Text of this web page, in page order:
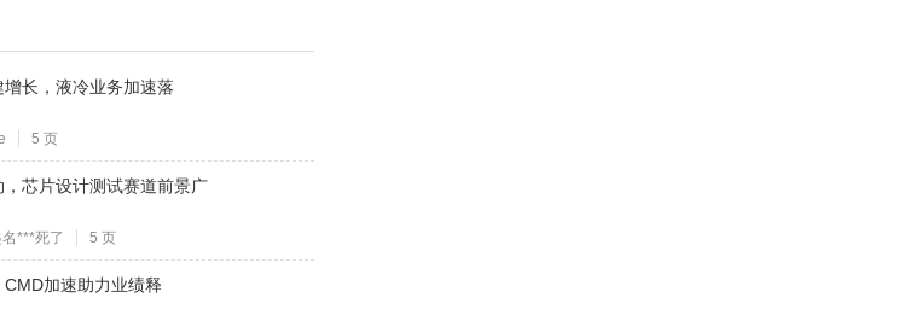
长，液冷业务加速落
5 页
芯片设计测试赛道前景广
***死了 5 页
加速助力业绩释